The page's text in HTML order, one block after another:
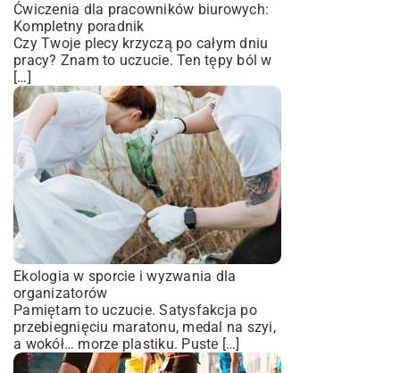
Ćwiczenia dla pracowników biurowych:
Kompletny poradnik
Czy Twoje plecy krzyczą po całym dniu
pracy? Znam to uczucie. Ten tępy ból w
[…]
Ekologia w sporcie i wyzwania dla
organizatorów
Pamiętam to uczucie. Satysfakcja po
przebiegnięciu maratonu, medal na szyi,
a wokół… morze plastiku. Puste […]